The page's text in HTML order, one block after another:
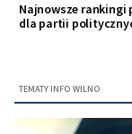
Najnowsze rankingi
dla partii
TEMATY INFO WILNO